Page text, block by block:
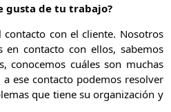
gusta de tu trabajo?
con el cliente. Nosotros
en contacto con ellos, sabemos
conocemos cuáles son muchas
ese contacto podemos resolver
que tiene su organización y